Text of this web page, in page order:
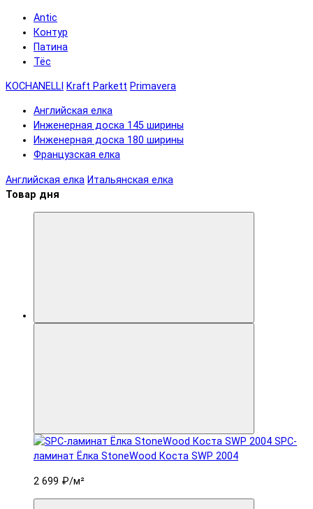
Antic
Контур
Патина
Тёс
KOCHANELLI Kraft Parkett Primavera
Английская елка
Инженерная доска 145 ширины
Инженерная доска 180 ширины
Французская елка
Английская елка Итальянская елка
Товар дня
SPC-
ламинат Ëлка StoneWood Коста SWP 2004
2 699 ₽/м²